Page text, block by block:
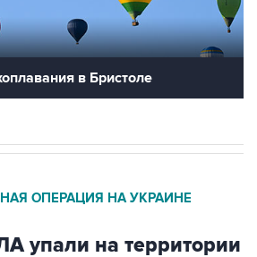
в Бристоле
упали на территории
в Новороссийске